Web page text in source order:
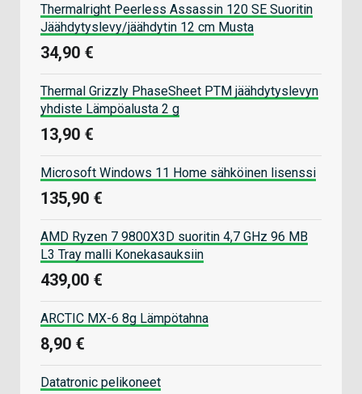
Thermalright Peerless Assassin 120 SE Suoritin
Jäähdytyslevy/jäähdytin 12 cm Musta
34,90 €
Thermal Grizzly PhaseSheet PTM jäähdytyslevyn
yhdiste Lämpöalusta 2 g
13,90 €
Microsoft Windows 11 Home sähköinen lisenssi
135,90 €
AMD Ryzen 7 9800X3D suoritin 4,7 GHz 96 MB
L3 Tray malli Konekasauksiin
439,00 €
ARCTIC MX-6 8g Lämpötahna
8,90 €
Datatronic pelikoneet